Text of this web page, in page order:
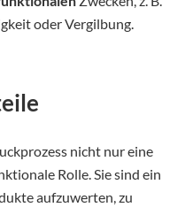
oder Vergilbung.
nicht nur eine
Rolle. Sie sind ein
aufzuwerten, zu